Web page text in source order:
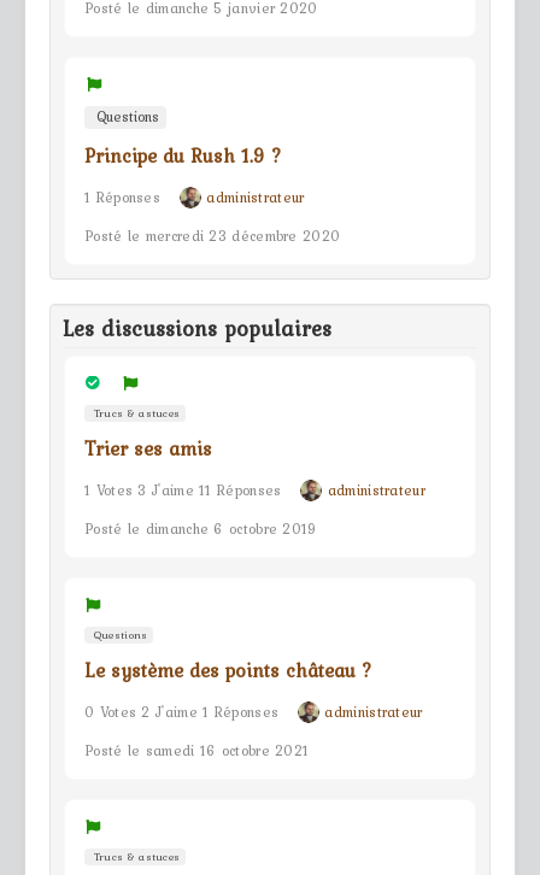
Posté le dimanche 5 janvier 2020
Questions
Principe du Rush 1.9 ?
1 Réponses
administrateur
Posté le mercredi 23 décembre 2020
Les discussions populaires
Trucs & astuces
Trier ses amis
1 Votes 3 J'aime 11 Réponses
administrateur
Posté le dimanche 6 octobre 2019
Questions
Le système des points château ?
0 Votes 2 J'aime 1 Réponses
administrateur
Posté le samedi 16 octobre 2021
Trucs & astuces